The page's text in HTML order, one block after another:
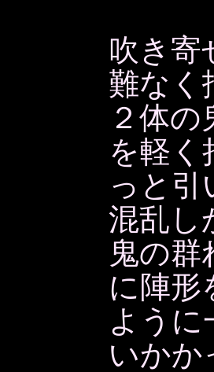
吹き寄
難なく
２体
を軽く
っと引
混乱し
鬼の群
に陣形
ように
いかか